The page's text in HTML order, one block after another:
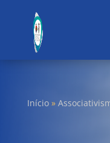
Início»